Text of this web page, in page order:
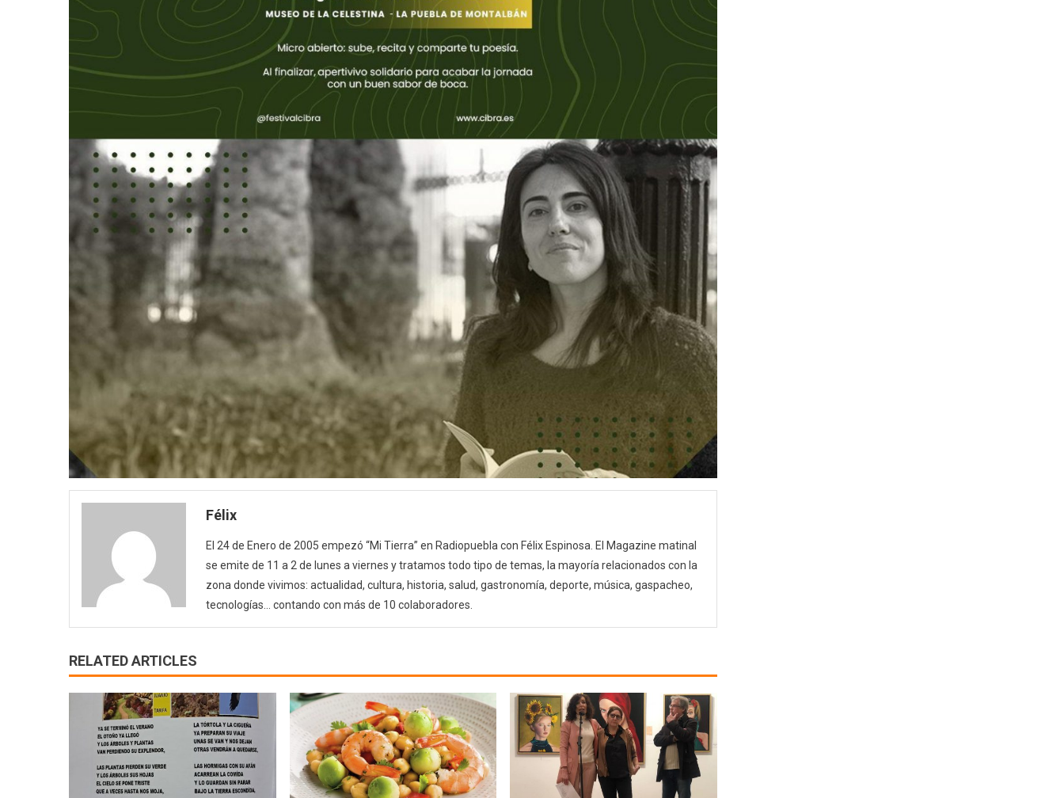
Félix
El 24 de Enero de 2005 empezó “Mi Tierra” en Radiopuebla con Félix Espinosa. El Magazine matinal
se emite de 11 a 2 de lunes a viernes y tratamos todo tipo de temas, la mayoría relacionados con la
zona donde vivimos: actualidad, cultura, historia, salud, gastronomía, deporte, música, gaspacheo,
tecnologías… contando con más de 10 colaboradores.
RELATED ARTICLES